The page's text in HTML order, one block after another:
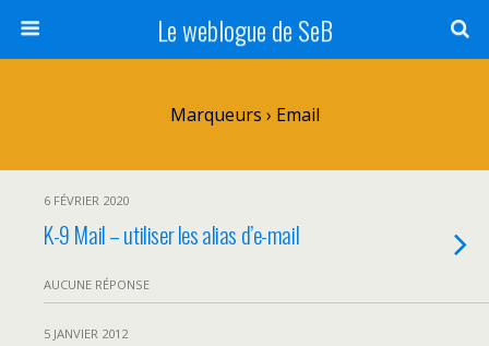
Le weblogue de SeB
Marqueurs › Email
6 FÉVRIER 2020
K-9 Mail – utiliser les alias d’e-mail
AUCUNE RÉPONSE
5 JANVIER 2012